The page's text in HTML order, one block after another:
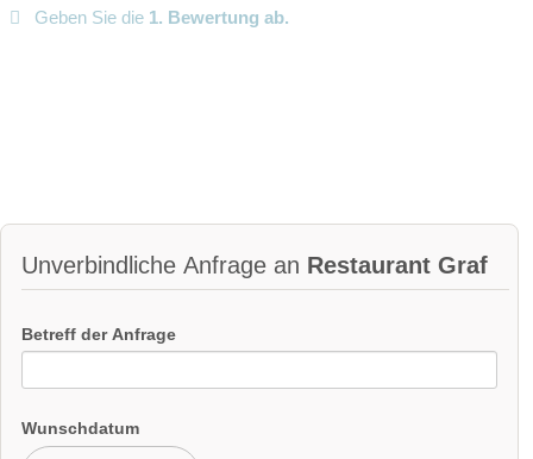
Geben Sie die 1. Bewertung ab.
Unverbindliche Anfrage an Restaurant Graf
Betreff der Anfrage
Wunschdatum